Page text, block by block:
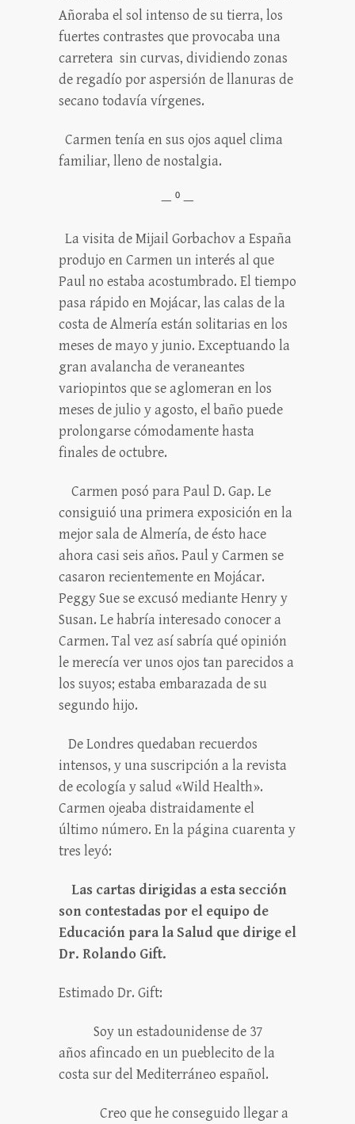
Añoraba el sol intenso de su tierra, los
fuertes contrastes que provocaba una
carretera sin curvas, dividiendo zonas
de regadío por aspersión de llanuras de
secano todavía vírgenes.
Carmen tenía en sus ojos aquel clima
familiar, lleno de nostalgia.
— ⁰ —
La visita de Mijail Gorbachov a España
produjo en Carmen un interés al que
Paul no estaba acostumbrado. El tiempo
pasa rápido en Mojácar, las calas de la
costa de Almería están solitarias en los
meses de mayo y junio. Exceptuando la
gran avalancha de veraneantes
variopintos que se aglomeran en los
meses de julio y agosto, el baño puede
prolongarse cómodamente hasta
finales de octubre.
Carmen posó para Paul D. Gap. Le
consiguió una primera exposición en la
mejor sala de Almería, de ésto hace
ahora casi seis años. Paul y Carmen se
casaron recientemente en Mojácar.
Peggy Sue se excusó mediante Henry y
Susan. Le habría interesado conocer a
Carmen. Tal vez así sabría qué opinión
le merecía ver unos ojos tan parecidos a
los suyos; estaba embarazada de su
segundo hijo.
De Londres quedaban recuerdos
intensos, y una suscripción a la revista
de ecología y salud «Wild Health».
Carmen ojeaba distraidamente el
último número. En la página cuarenta y
tres leyó:
Las cartas dirigidas a esta sección
son contestadas por el equipo de
Educación para la Salud que dirige el
Dr. Rolando Gift.
Estimado Dr. Gift:
Soy un estadounidense de 37
años afincado en un pueblecito de la
costa sur del Mediterráneo español.
Creo que he conseguido llegar a